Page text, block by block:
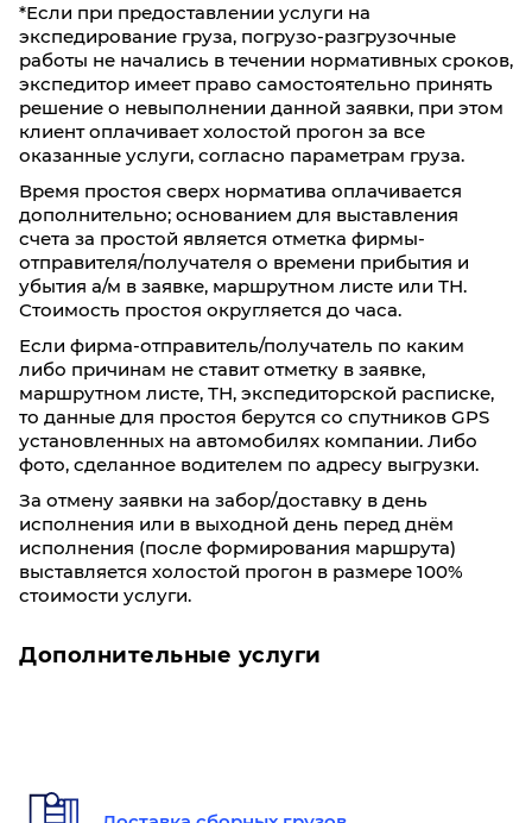
До 40 кг/ До 0,19 м³: 4600₽
Тольятти Донецк
60 100 200 300
32,1 31,6 31 30,9
0,3 0,4 0,8 1,2
8390 8370 8270 8260
Фиксированные тарифы
До 5 кг/ До 0,03 м³: 800₽
До 20 кг/ До 0,1 м³: 940₽
До 40 кг/ До 0,19 м³: 1220₽
Тольятти Екатеринбург
60 100
19,7 19,6 19,5
Фиксированные тарифы
*Если при предоставлении услуги на
экспедирование груза, погрузо-разгрузочные
работы не начались в течении нормативных сроков,
экспедитор имеет право самостоятельно принять
решение о невыполнении данной заявки, при этом
клиент оплачивает холостой прогон за все
оказанные услуги, согласно параметрам груза.
Время простоя сверх норматива оплачивается
дополнительно; основанием для выставления
счета за простой является отметка фирмы-
отправителя/получателя о времени прибытия и
убытия а/м в заявке, маршрутном листе или ТН.
Стоимость простоя округляется до часа.
Если фирма-отправитель/получатель по каким
либо причинам не ставит отметку в заявке,
маршрутном листе, ТН, экспедиторской расписке,
то данные для простоя берутся со спутников GPS
установленных на автомобилях компании. Либо
фото, сделанное водителем по адресу выгрузки.
За отмену заявки на забор/доставку в день
исполнения или в выходной день перед днём
исполнения (после формирования маршрута)
выставляется холостой прогон в размере 100%
стоимости услуги.
Дополнительные услуги